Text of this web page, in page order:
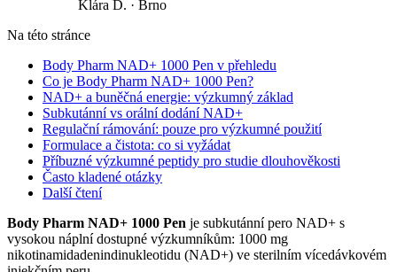
Klára D. · Brno
Na této stránce
Body Pharm NAD+ 1000 Pen v přehledu
Co je Body Pharm NAD+ 1000 Pen?
NAD+ a buněčná energie: výzkumný základ
Subkutánní vs orální dodání NAD+
Regulační rámování: pouze pro výzkumné použití
Formulace a čistota: co si vyžádat
Příbuzné výzkumné peptidy pro studie dlouhověkosti
Často kladené otázky
Další čtení
Body Pharm NAD+ 1000 Pen je subkutánní pero NAD+ s
vysokou náplní dostupné výzkumníkům: 1000 mg
nikotinamidadenindinukleotidu (NAD+) ve sterilním vícedávkovém